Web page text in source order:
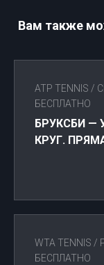
Вам также
ATP TENNIS /
БЕСПЛАТНО
БРУКСБИ —
КРУГ.
WTA TENNIS /
БЕСПЛАТНО